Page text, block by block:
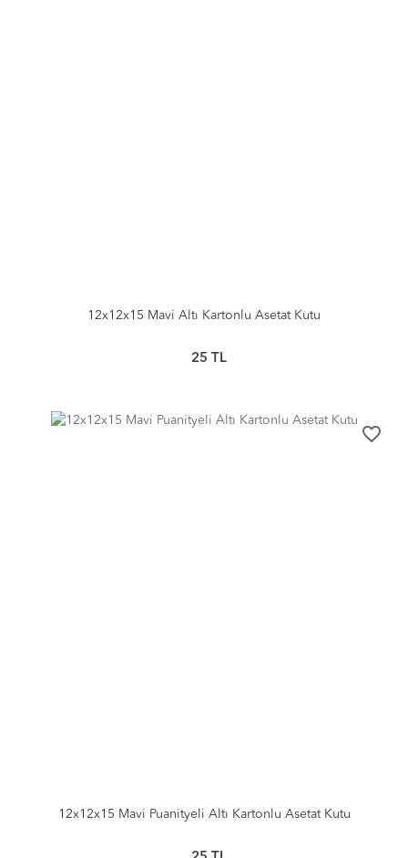
12x12x15 Mavi Altı Kartonlu Asetat Kutu
25 TL
favorite_border
12x12x15 Mavi Puanityeli Altı Kartonlu Asetat Kutu